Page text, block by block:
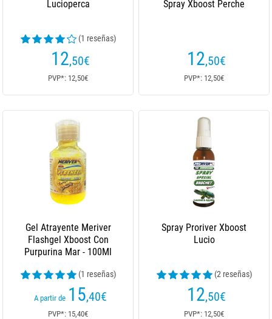
Lucioperca
(1 reseñas)
12,50€
PVP*: 12,50€
Spray Xboost Perche
12,50€
PVP*: 12,50€
Gel Atrayente Meriver
Flashgel Xboost Con
Purpurina Mar - 100Ml
(1 reseñas)
A partir de 15,40€
PVP*: 15,40€
Spray Proriver Xboost
Lucio
(2 reseñas)
12,50€
PVP*: 12,50€